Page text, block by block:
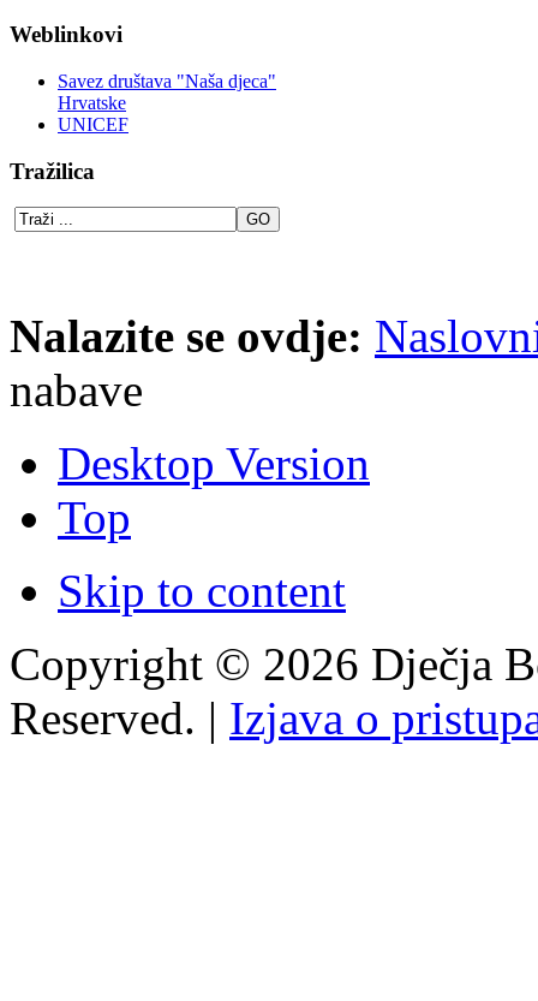
Weblinkovi
Savez društava "Naša djeca"
Hrvatske
UNICEF
Tražilica
Nalazite se ovdje:
nabave
Desktop Version
Top
Skip to content
Copyright © 2026 Dječja
Reserved. | Izjava o